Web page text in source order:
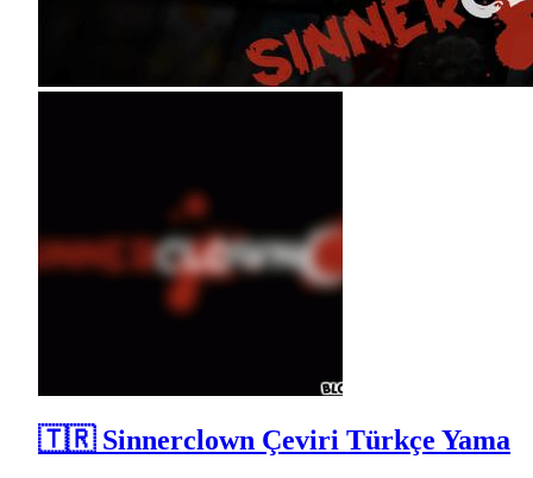
🇹🇷 Sinnerclown Çeviri Türkçe Yama